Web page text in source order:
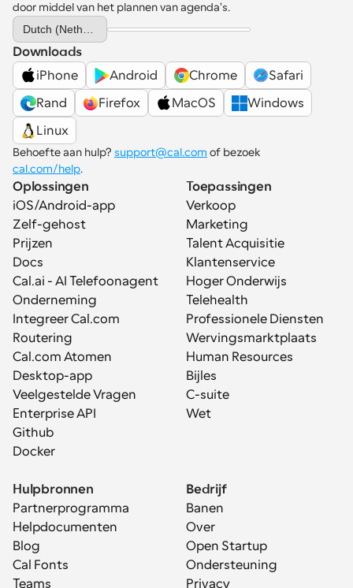
door middel van het plannen van agenda's.
Select Language
Downloads
iPhone
Android Chrome
Safari
Rand
Firefox MacOS
Windows
Linux
Behoefte aan hulp? support@cal.com
cal.com/help.
Oplossingen
iOS/Android-app
Zelf-gehost
Prijzen
Docs
Cal.ai - AI Telefoonagent
Onderneming
Integreer Cal.com
Routering
Cal.com Atomen
Desktop-app
Veelgestelde Vragen
Enterprise API
Github
Docker
Toepassingen
Verkoop
Marketing
Talent Acquisitie
Klantenservice
Hoger Onderwijs
Telehealth
Professionele Diensten
Wervingsmarktplaats
Human Resources
Bijles
C-suite
Wet
Hulpbronnen
Partnerprogramma
Helpdocumenten
Blog
Cal Fonts
Teams
Bedrijf
Banen
Over
Open Startup
Ondersteuning
Privacy